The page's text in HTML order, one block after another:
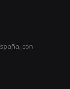
con